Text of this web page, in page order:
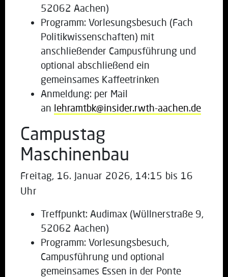
52062 Aachen)
Programm: Vorlesungsbesuch (Fach
Politikwissenschaften) mit
anschließender Campusführung und
optional abschließend ein
gemeinsames Kaffeetrinken
Anmeldung: per Mail
an lehramtbk@insider.rwth-aachen.de
Campustag
Maschinenbau
Freitag, 16. Januar 2026, 14:15 bis 16
Uhr
Treffpunkt: Audimax (Wüllnerstraße 9,
52062 Aachen)
Programm: Vorlesungsbesuch,
Campusführung und optional
gemeinsames Essen in der Ponte